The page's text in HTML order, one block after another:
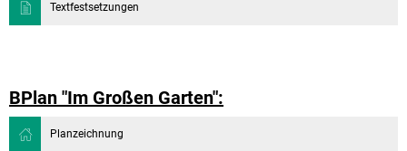
Textfestsetzungen
BPlan "Im Großen Garten":
Planzeichnung